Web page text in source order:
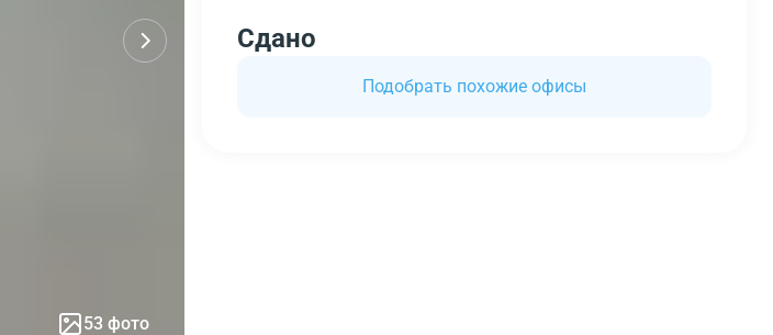
53 фото
Сдано
Подобрать похожие офисы